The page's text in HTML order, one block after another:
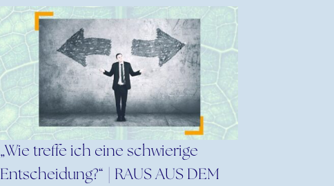
„Wie treffe ich eine schwierige
Entscheidung?“ | RAUS AUS DEM